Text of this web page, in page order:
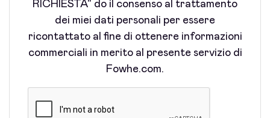
RICHIESTA" do il consenso al trattamento
dei miei dati personali per essere
ricontattato al fine di ottenere informazioni
commerciali in merito al presente servizio di
Fowhe.com.